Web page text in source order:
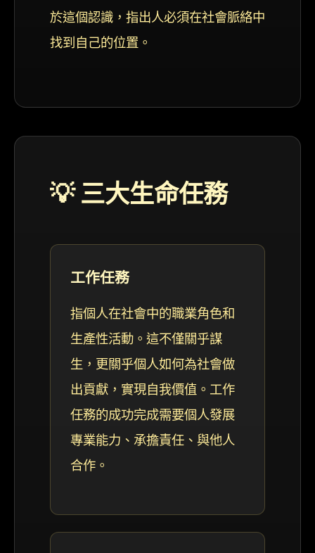
於這個認識，指出人必須在社會脈絡中
找到自己的位置。
💡 三大生命任務
工作任務
指個人在社會中的職業角色和
生產性活動。這不僅關乎謀
生，更關乎個人如何為社會做
出貢獻，實現自我價值。工作
任務的成功完成需要個人發展
專業能力、承擔責任、與他人
合作。